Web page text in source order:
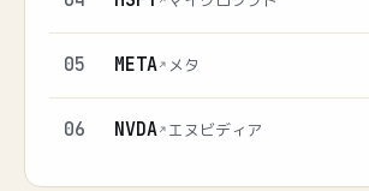
05 META メタ
06 NVDA エヌビディア